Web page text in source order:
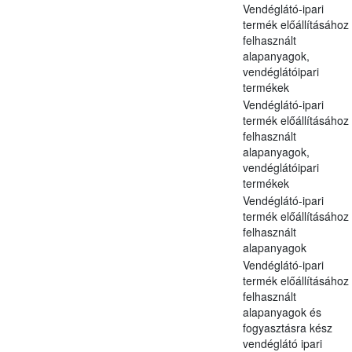
Vendéglátó-ipari
termék előállításához
felhasznált
alapanyagok,
vendéglátóipari
termékek
Vendéglátó-ipari
termék előállításához
felhasznált
alapanyagok,
vendéglátóipari
termékek
Vendéglátó-ipari
termék előállításához
felhasznált
alapanyagok
Vendéglátó-ipari
termék előállításához
felhasznált
alapanyagok és
fogyasztásra kész
vendéglátó ipari